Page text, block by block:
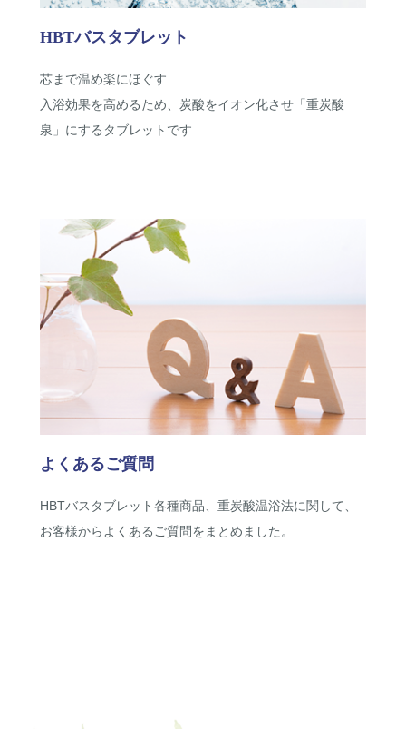
HBTバスタブレット
芯まで温め楽にほぐす
入浴効果を高めるため、炭酸をイオン化させ「重炭酸
泉」にするタブレットです
よくあるご質問
HBTバスタブレット各種商品、重炭酸温浴法に関して、
お客様からよくあるご質問をまとめました。